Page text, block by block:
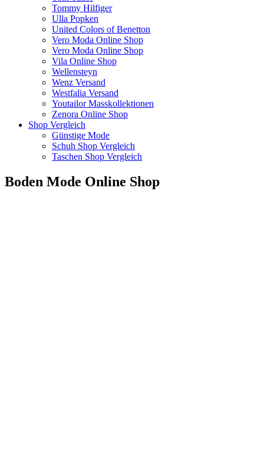
Tommy Hilfiger
Ulla Popken
United Colors of Benetton
Vero Moda Online Shop
Vero Moda Online Shop
Vila Online Shop
Wellensteyn
Wenz Versand
Westfalia Versand
Youtailor Masskollektionen
Zenora Online Shop
Shop Vergleich
Günstige Mode
Schuh Shop Vergleich
Taschen Shop Vergleich
Boden Mode Online Shop